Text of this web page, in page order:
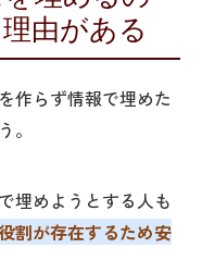
由がある
作らず情報で埋めた
。
埋めようとする人も
割が存在するため安